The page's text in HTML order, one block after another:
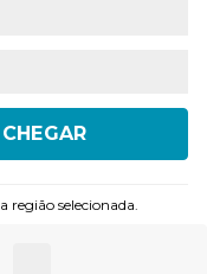
região selecionada.